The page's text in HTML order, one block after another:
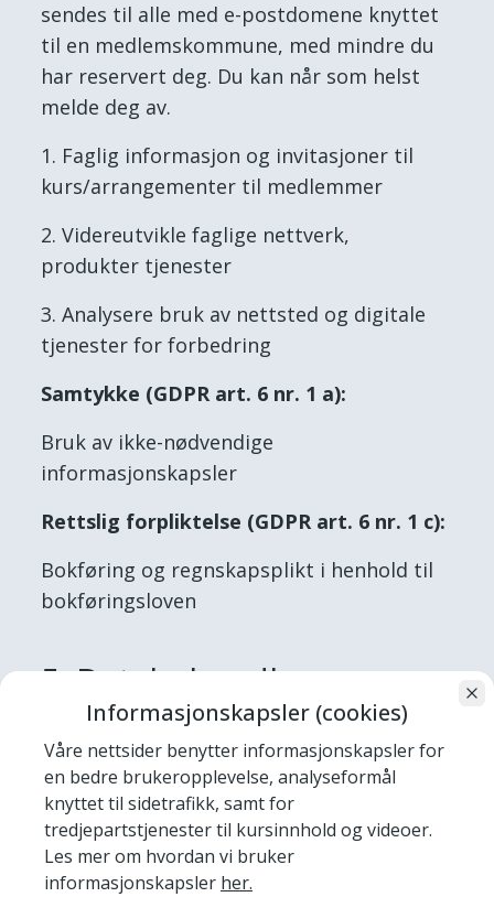
sendes til alle med e-postdomene knyttet
til en medlemskommune, med mindre du
har reservert deg. Du kan når som helst
melde deg av.
Faglig informasjon og invitasjoner til
kurs/arrangementer til medlemmer
Videreutvikle faglige nettverk,
produkter tjenester
Analysere bruk av nettsted og digitale
tjenester for forbedring
Samtykke (GDPR art. 6 nr. 1 a):
Bruk av ikke-nødvendige
informasjonskapsler
Rettslig forpliktelse (GDPR art. 6 nr. 1 c):
Bokføring og regnskapsplikt i henhold til
bokføringsloven
5. Databehandlere og
deling
NKF benytter følgende databehandlere og
har inngått databehandleravtale med
disse:
Skykontoret – forvalter interne
Informasjonskapsler (cookies)
Våre nettsider benytter informasjonskapsler for
en bedre brukeropplevelse, analyseformål
knyttet til sidetrafikk, samt for
tredjepartstjenester til kursinnhold og videoer.
Les mer om hvordan vi bruker
informasjonskapsler her.